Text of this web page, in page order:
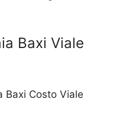
Baxi Viale
Baxi Costo Viale